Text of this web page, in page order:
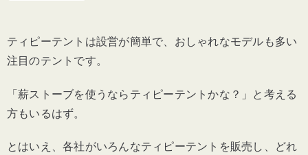
ティピーテントは設営が簡単で、おしゃれなモデルも多い
注目のテントです。
「薪ストーブを使うならティピーテントかな？」と考える
方もいるはず。
とはいえ、各社がいろんなティピーテントを販売し、どれ